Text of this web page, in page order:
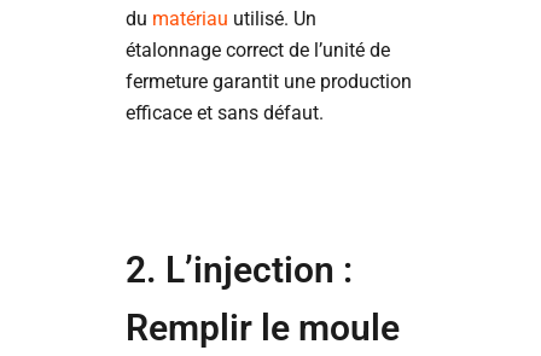
du matériau utilisé. Un
étalonnage correct de l’unité de
fermeture garantit une production
efficace et sans défaut.
2. L’injection :
Remplir le moule